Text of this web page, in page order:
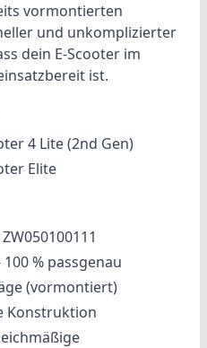
vormontierten
und unkomplizierter
dein E-Scooter im
ist.
4 Lite (2nd Gen)
Elite
% passgenau
(vormontiert)
Konstruktion